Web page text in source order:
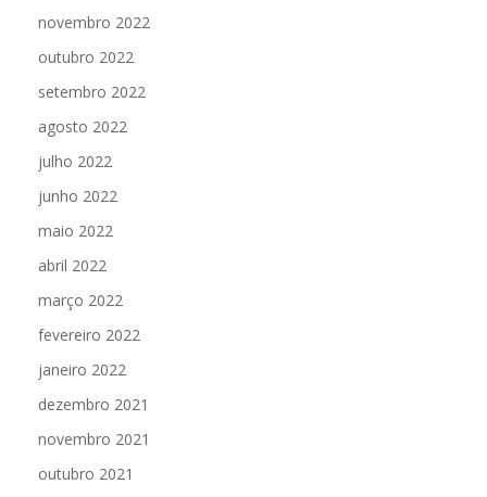
novembro 2022
outubro 2022
setembro 2022
agosto 2022
julho 2022
junho 2022
maio 2022
abril 2022
março 2022
fevereiro 2022
janeiro 2022
dezembro 2021
novembro 2021
outubro 2021